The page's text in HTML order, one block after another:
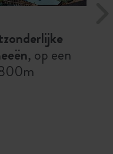
, op een